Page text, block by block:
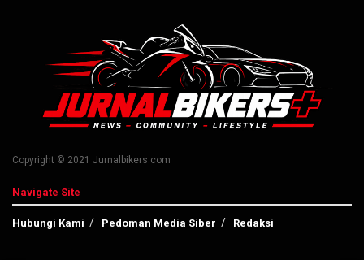
Copyright © 2021 Jurnalbikers.com
Navigate Site
Hubungi Kami Pedoman Media Siber Redaksi